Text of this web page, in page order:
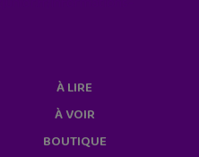
À LIRE
À VOIR
BOUTIQUE